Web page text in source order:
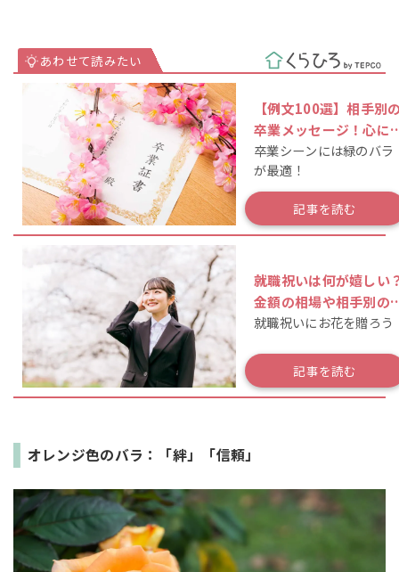
【例文100選】相手別
卒業メッセージ！心に
る言葉やかっこいい一
も
卒業シーンには緑のバラ
が最適！
記事を読む
就職祝いは何が嬉しい
金額の相場や相手別の
すすめギフト、マナー
就職祝いにお花を贈ろう
記事を読む
オレンジ色のバラ：「絆」「信頼」